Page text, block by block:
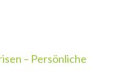
– Persönliche